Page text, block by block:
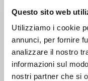
Questo sito web
Utilizziamo i cookie
annunci, per fornire
analizzare il nostro
informazioni sul
nostri partner che si
template e
desideri. Invia
tempo riceverai le
Non sprecare